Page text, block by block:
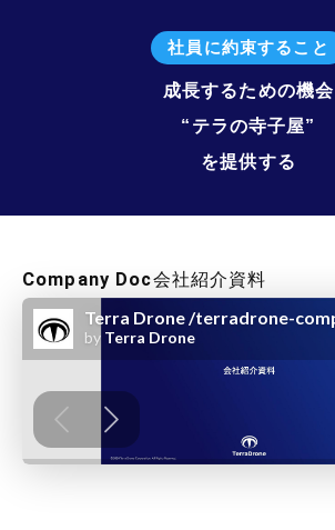
社員に約束すること
成長するための機会
“テラの寺子屋”
を提供する
Company Doc会社紹介資料